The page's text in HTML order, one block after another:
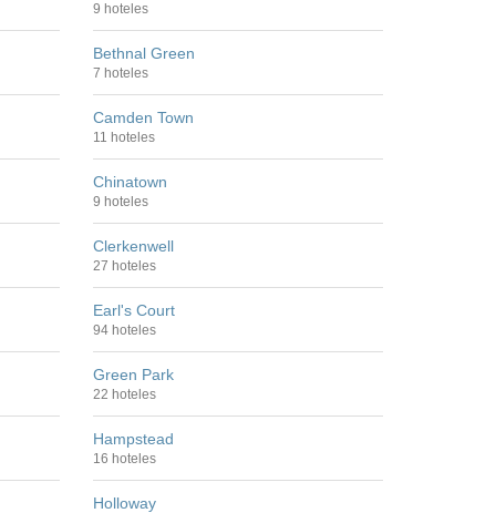
9 hoteles
Bethnal Green
7 hoteles
Camden Town
11 hoteles
Chinatown
9 hoteles
Clerkenwell
27 hoteles
Earl's Court
94 hoteles
Green Park
22 hoteles
Hampstead
16 hoteles
Holloway